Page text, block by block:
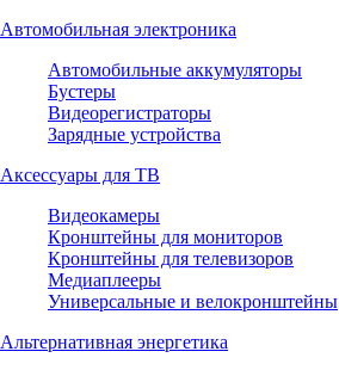
Автомобильная электроника
Автомобильные аккумуляторы
Бустеры
Видеорегистраторы
Зарядные устройства
Аксессуары для ТВ
Видеокамеры
Кронштейны для мониторов
Кронштейны для телевизоров
Медиаплееры
Универсальные и велокронштейны
Альтернативная энергетика